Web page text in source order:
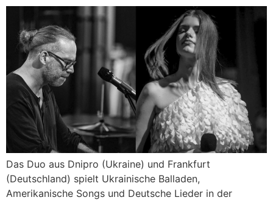
Das Duo aus Dnipro (Ukraine) und Frankfurt
(Deutschland) spielt Ukrainische Balladen,
Amerikanische Songs und Deutsche Lieder in der